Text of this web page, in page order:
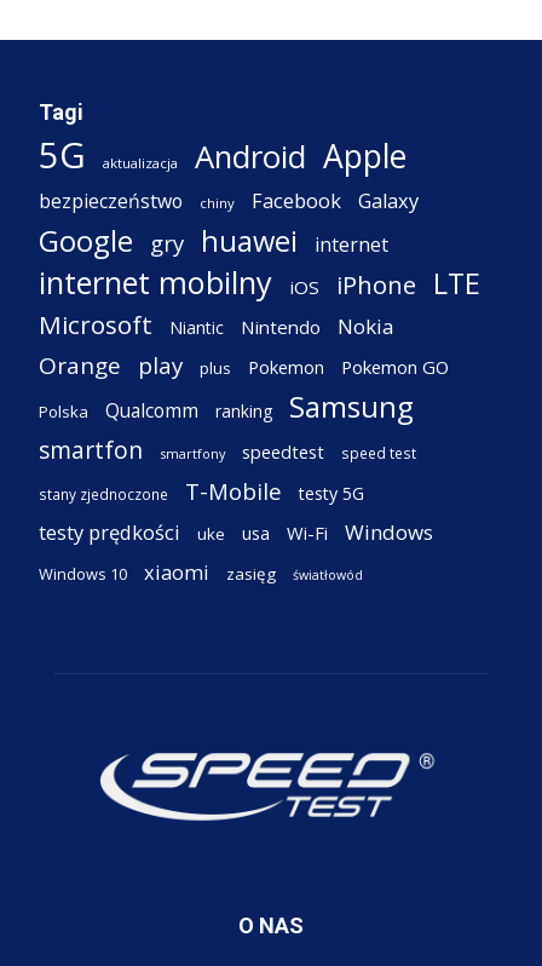
Tagi
5G aktualizacja Android Apple
bezpieczeństwo chiny Facebook Galaxy
Google gry huawei internet
internet mobilny iOS iPhone LTE
Microsoft Niantic Nintendo Nokia
Orange play plus Pokemon Pokemon GO
Polska Qualcomm ranking Samsung
smartfon smartfony speedtest speed test
stany zjednoczone T-Mobile testy 5G
testy prędkości uke usa Wi-Fi Windows
Windows 10 xiaomi zasięg światłowód
O NAS